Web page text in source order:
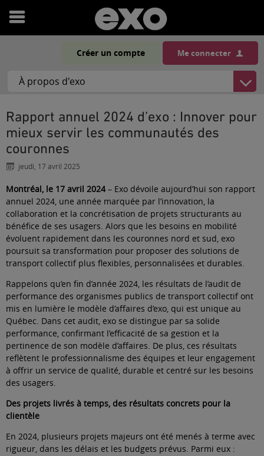
Ouvrir
menu
Créer un compte Me connecter
Rapport annuel 2024 d’exo : Innover pour
mieux servir les communautés des
couronnes
jeudi, 17 avril 2025
Montréal, le 17 avril 2024– Exo dévoile aujourd’hui son rapport
annuel 2024, une année marquée par l’innovation, la
collaboration et la concrétisation de projets structurants au
bénéfice de ses usagers. Alors que les besoins en mobilité
évoluent rapidement dans les couronnes nord et sud, exo
poursuit sa transformation pour proposer des solutions de
transport collectif plus flexibles, personnalisées et durables.
Rappelons qu’en fin d’année 2024, les résultats de l’audit de
performance des organismes publics de transport collectif ont
mis en lumière le modèle d’affaires d’exo, qui est unique au
Québec. Dans cet audit, exo se distingue par sa solide
performance, confirmant l’efficacité de sa gestion et la
pertinence de son modèle d’affaires. De plus, ces résultats
reflètent le professionnalisme des équipes et leur engagement
à offrir un service de qualité, durable et centré sur les besoins
des usagers.
Des projets livrés à temps, des résultats concrets pour la
clientèle
En 2024, plusieurs projets majeurs ont été menés à terme avec
rigueur, dans les délais et les budgets prévus. Parmi eux :